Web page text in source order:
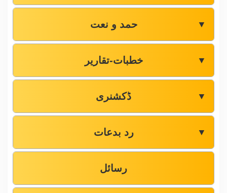
حمد و نعت ▼
خطبات-تقاریر ▼
ڈکشنری ▼
رد بدعات ▼
رسائل